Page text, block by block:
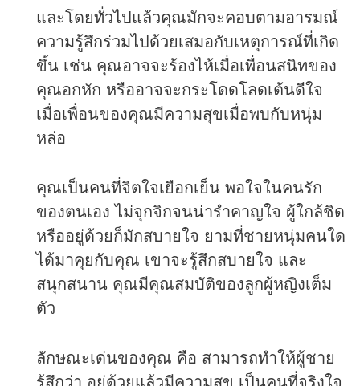
และโดยทั่วไปแล้วคุณมักจะคอบตามอารมณ์
ความรู้สึกร่วมไปด้วยเสมอกับเหตุการณ์ที่เกิด
ขึ้น เช่น คุณอาจจะร้องไห้เมื่อเพื่อนสนิทของ
คุณอกหัก หรืออาจจะกระโดดโลดเต้นดีใจ
เมื่อเพื่อนของคุณมีความสุขเมื่อพบกับหนุ่ม
หล่อ
คุณเป็นคนที่จิตใจเยือกเย็น พอใจในคนรัก
ของตนเอง ไม่จุกจิกจนน่ารำคาญใจ ผู้ใกล้ชิด
หรืออยู่ด้วยก็มักสบายใจ ยามที่ชายหนุ่มคนใด
ได้มาคุยกับคุณ เขาจะรู้สึกสบายใจ และ
สนุกสนาน คุณมีคุณสมบัติของลูกผู้หญิงเต็ม
ตัว
ลักษณะเด่นของคุณ คือ สามารถทำให้ผู้ชาย
รู้สึกว่า อยู่ด้วยแล้วมีความสุข เป็นคนที่จริงใจ